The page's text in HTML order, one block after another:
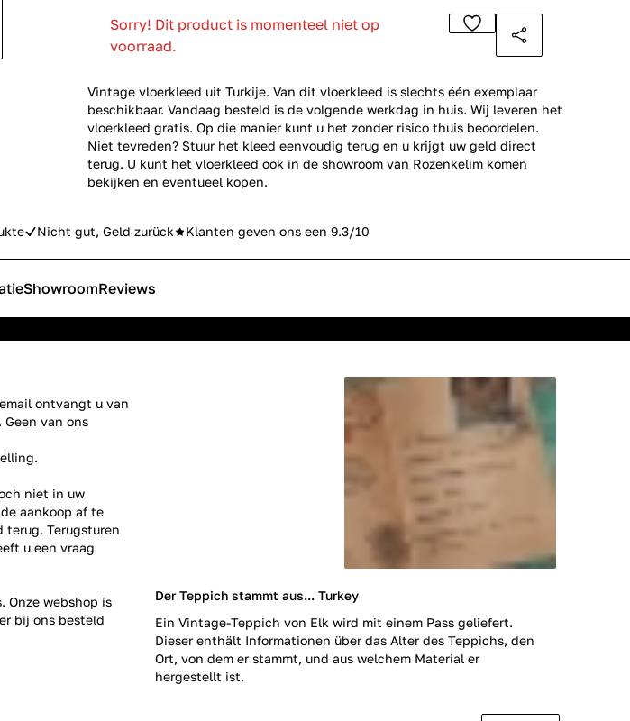
Sorry! Dit product is momenteel niet op
voorraad.
Vintage vloerkleed uit Turkije. Van dit vloerkleed is slechts één exemplaar
beschikbaar. Vandaag besteld is de volgende werkdag in huis. Wij leveren het
vloerkleed gratis. Op die manier kunt u het zonder risico thuis beoordelen.
Niet tevreden? Stuur het kleed eenvoudig terug en u krijgt uw geld direct
terug. U kunt het vloerkleed ook in de showroom van Rozenkelim komen
bekijken en eventueel kopen.
Nicht gut, Geld zurück Klanten geven ons een 9.3/10
ShowroomReviews
ontvangt u van
van ons
niet in uw
aankoop af te
terug. Terugsturen
u een vraag
Onze webshop is
bij ons besteld
Der Teppich stammt aus... Turkey
Ein Vintage-Teppich von Elk wird mit einem Pass geliefert.
Dieser enthält Informationen über das Alter des Teppichs, den
Ort, von dem er stammt, und aus welchem Material er
hergestellt ist.